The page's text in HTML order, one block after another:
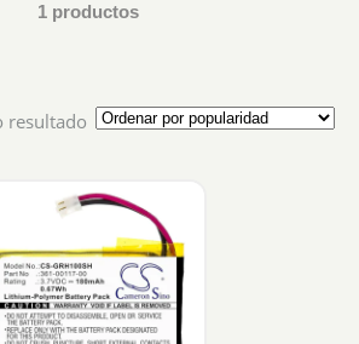
1 productos
resultado